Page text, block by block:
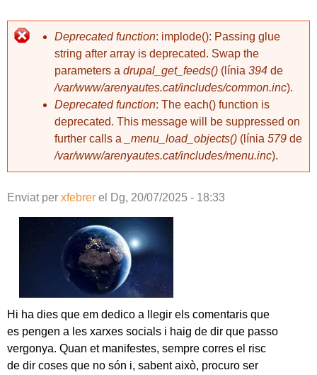
Deprecated function: implode(): Passing glue
string after array is deprecated. Swap the
parameters a drupal_get_feeds() (línia 394 de
/var/www/arenyautes.cat/includes/common.inc).
Deprecated function: The each() function is
deprecated. This message will be suppressed on
further calls a
_menu_load_objects() (línia 579 de
/var/www/arenyautes.cat/includes/menu.inc).
Enviat per xfebrer el Dg, 20/07/2025 - 18:33
Hi ha dies que em dedico a llegir els comentaris que
es pengen a les xarxes socials i haig de dir que passo
vergonya. Quan et manifestes, sempre corres el risc
de dir coses que no són i, sabent això, procuro ser